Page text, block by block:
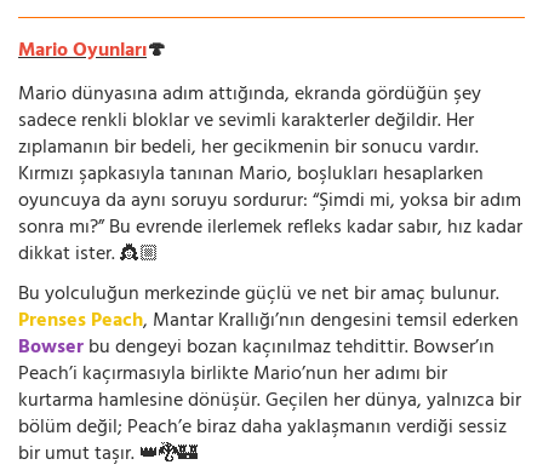
Mario Oyunları🍄
Mario dünyasına adım attığında, ekranda gördüğün şey
sadece renkli bloklar ve sevimli karakterler değildir. Her
zıplamanın bir bedeli, her gecikmenin bir sonucu vardır.
Kırmızı şapkasıyla tanınan Mario, boşlukları hesaplarken
oyuncuya da aynı soruyu sordurur: “Şimdi mi, yoksa bir adım
sonra mı?” Bu evrende ilerlemek refleks kadar sabır, hız kadar
dikkat ister. 👸🏼
Bu yolculuğun merkezinde güçlü ve net bir amaç bulunur.
Prenses Peach, Mantar Krallığı’nın dengesini temsil ederken
Bowserbu dengeyi bozan kaçınılmaz tehdittir. Bowser’ın
Peach’i kaçırmasıyla birlikte Mario’nun her adımı bir
kurtarma hamlesine dönüşür. Geçilen her dünya, yalnızca bir
bölüm değil; Peach’e biraz daha yaklaşmanın verdiği sessiz
bir umut taşır. 👑🐉🏰